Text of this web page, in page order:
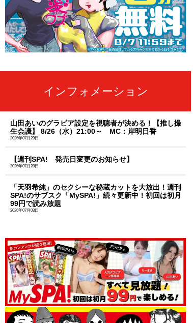
インフォメーション
山田あいのグラビア設定を視聴者が決める！【推し撮
生会議】 8/26（水）21:00～ MC：岸明日香
2026年07月29日
【週刊SPA! 発売日変更のお知らせ】
2026年07月28日
「天羽希純」のセクシーな秘蔵カットを大放出！週刊
SPA!のサブスク「MySPA!」続々更新中！初回は初月
99円で読み放題
2026年07月03日